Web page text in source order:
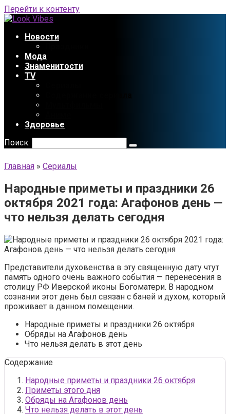
Перейти к контенту
Новости
Мода
Знаменитости
TV
Здоровье
Поиск:
Главная » Сериалы
Народные приметы и праздники 26
октября 2021 года: Агафонов день —
что нельзя делать сегодня
Представители духовенства в эту священную дату чтут
память одного очень важного события — перенесения в
столицу РФ Иверской иконы Богоматери. В народном
сознании этот день был связан с баней и духом, который
проживает в данном помещении.
Народные приметы и праздники 26 октября
Обряды на Агафонов день
Что нельзя делать в этот день
Содержание
Народные приметы и праздники 26 октября
Приметы этого дня
Обряды на Агафонов день
Что нельзя делать в этот день